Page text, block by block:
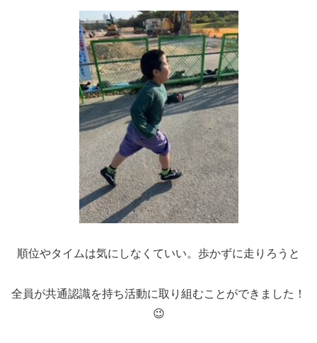
順位やタイムは気にしなくていい。歩かずに走りろうと
全員が共通認識を持ち活動に取り組むことができました！
😉